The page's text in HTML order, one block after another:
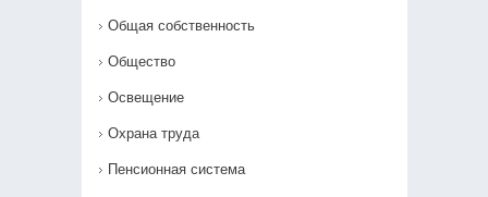
Общая собственность
Общество
Освещение
Охрана труда
Пенсионная система